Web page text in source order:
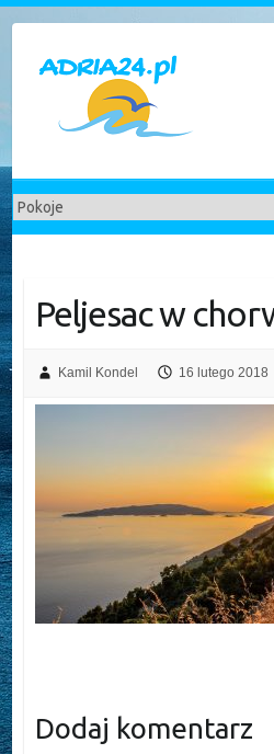
content
Peljesac w
Kamil Kondel 16 lutego 2018
Dodaj komentarz